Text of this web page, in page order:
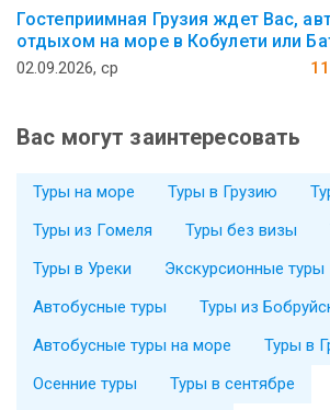
Гостеприимная Грузия ждет Вас,
отдыхом на море в Кобулети или
02.09.2026, ср
Вас могут заинтересовать
Туры на море Туры в Грузию
Туры из Гомеля
Туры без визы
Туры в Уреки
Экскурсионные туры
Автобусные туры
Туры из
Автобусные туры на море
Туры в
Осенние туры
Туры в сентябре